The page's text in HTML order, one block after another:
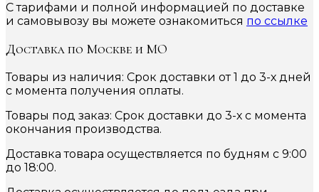
С тарифами и полной информацией по доставке
и самовывозу вы можете ознакомиться по ссылке
Доставка по Москве и МО
Товары из наличия: Срок доставки от 1 до 3-х дней
с момента получения оплаты.
Товары под заказ: Срок доставки до 3-х с момента
окончания производства.
Доставка товара осуществляется по будням с 9:00
до 18:00.